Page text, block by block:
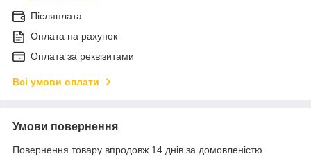
Післяплата
Оплата на рахунок
Оплата за реквізитами
Всі умови оплати
Умови повернення
Повернення товару впродовж 14 днів за домовленістю